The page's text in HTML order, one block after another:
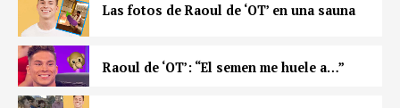
Las fotos de Raoul de ‘OT’ en una sauna
Raoul de ‘OT’: “El semen me huele a…”